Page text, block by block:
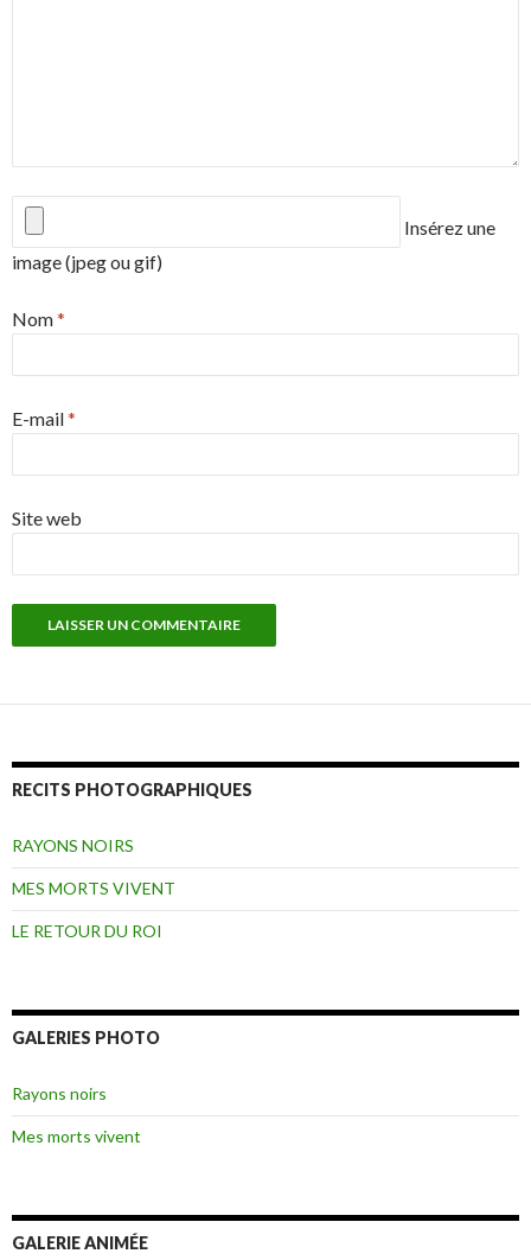
Insérez une
image (jpeg ou gif)
Nom*
E-mail*
Site web
RECITS PHOTOGRAPHIQUES
RAYONS NOIRS
MES MORTS VIVENT
LE RETOUR DU ROI
GALERIES PHOTO
Rayons noirs
Mes morts vivent
GALERIE ANIMÉE